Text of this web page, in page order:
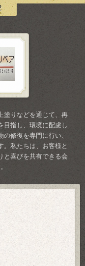
塗りなどを通じて、再
目指し、環境に配慮し
修復を専門に行い、
。私たちは、お客様と
と喜びを共有できる会